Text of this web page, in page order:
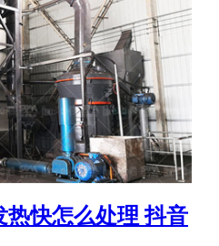
热快怎么处理 抖音